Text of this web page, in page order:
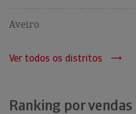
Aveiro
Ver todos os distritos
Ranking por vendas